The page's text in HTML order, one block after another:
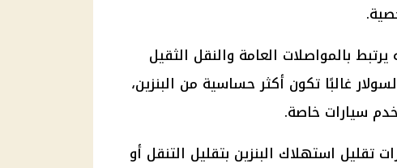
بالمواصلات العامة والنقل الثقيل
غالبًا تكون أكثر حساسية من البنزين،
سيارات خاصة.
تقليل استهلاك البنزين بتقليل التنقل أو